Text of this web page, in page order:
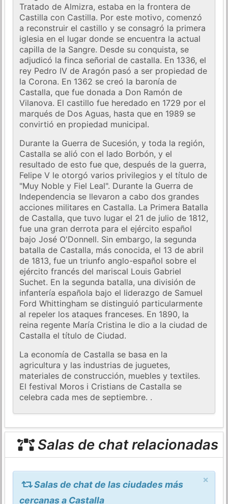
Tratado de Almizra, estaba en la frontera de
Castilla con Castilla. Por este motivo, comenzó
a reconstruir el castillo y se consagró la primera
iglesia en el lugar donde se encuentra la actual
capilla de la Sangre. Desde su conquista, se
adjudicó la finca señorial de castalla. En 1336, el
rey Pedro IV de Aragón pasó a ser propiedad de
la Corona. En 1362 se creó la baronía de
Castalla, que fue donada a Don Ramón de
Vilanova. El castillo fue heredado en 1729 por el
marqués de Dos Aguas, hasta que en 1989 se
convirtió en propiedad municipal.
Durante la Guerra de Sucesión, y toda la región,
Castalla se alió con el lado Borbón, y el
resultado de esto fue que, después de la guerra,
Felipe V le otorgó varios privilegios y el título de
"Muy Noble y Fiel Leal". Durante la Guerra de
Independencia se llevaron a cabo dos grandes
acciones militares en Castalla. La Primera Batalla
de Castalla, que tuvo lugar el 21 de julio de 1812,
fue una gran derrota para el ejército español
bajo José O'Donnell. Sin embargo, la segunda
batalla de Castalla, más conocida, el 13 de abril
de 1813, fue un triunfo anglo-español sobre el
ejército francés del mariscal Louis Gabriel
Suchet. En la segunda batalla, una división de
infantería española bajo el liderazgo de Samuel
Ford Whittingham se distinguió particularmente
al repeler los ataques franceses. En 1890, la
reina regente María Cristina le dio a la ciudad de
Castalla el título de Ciudad.
La economía de Castalla se basa en la
agricultura y las industrias de juguetes,
materiales de construcción, muebles y textiles.
El festival Moros i Cristians de Castalla se
celebra cada mes de septiembre. .
Salas de chat relacionadas
×
Salas de chat de las ciudades más
cercanas a Castalla